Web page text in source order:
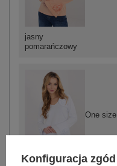
jasny
pomarańczowy
biały
One size
Konfiguracja zgód